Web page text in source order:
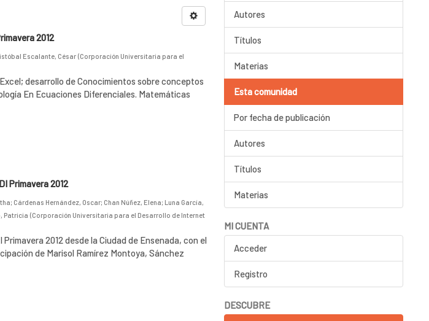
2012
Escalante, César (Corporación Universitaria para el
desarrollo de Conocimientos sobre conceptos
En Ecuaciones Diferenciales. Matemáticas
Primavera 2012
; Cárdenas Hernández, Oscar; Chan Núñez, Elena; Luna García,
Patricia (Corporación Universitaria para el Desarrollo de Internet
2012 desde la Ciudad de Ensenada, con el
de Marisol Ramírez Montoya, Sánchez
Autores
Títulos
Materias
Esta comunidad
Por fecha de publicación
Autores
Títulos
Materias
MI CUENTA
Acceder
Registro
DESCUBRE